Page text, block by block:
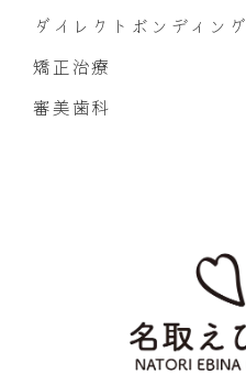
ダイレクトボンディング
矯正治療
審美歯科